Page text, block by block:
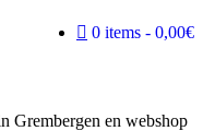
0 items
0,00€
Grembergen en webshop